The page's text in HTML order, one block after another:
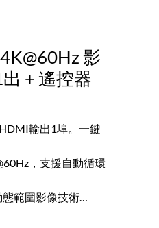
影
+ 遙控器
輸出1埠。一鍵
，支援自動循環
範圍影像技術